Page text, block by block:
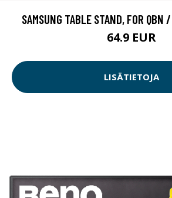
SAMSUNG TABLE STAND, FOR QBN
64.9 EUR
LISÄTIETOJA